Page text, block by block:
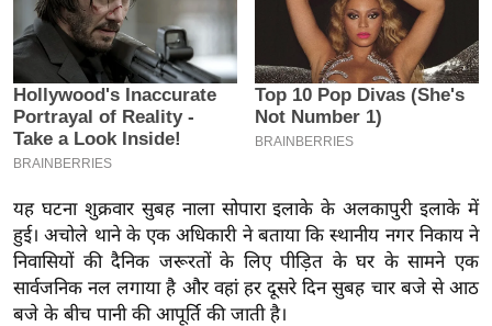
L
2
2
6
क्रा
म
ई
-
पे
यह घटना शुक्रवार सुबह नाला सोपारा इलाके के अलकापुरी इलाके में
हुई। अचोले थाने के एक अधिकारी ने बताया कि स्थानीय नगर निकाय ने
निवासियों की दैनिक जरूरतों के लिए पीड़ित के घर के सामने एक
सार्वजनिक नल लगाया है और वहां हर दूसरे दिन सुबह चार बजे से आठ
बजे के बीच पानी की आपूर्ति की जाती है।